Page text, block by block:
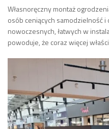
Własnoręczny montaż
osób ceniących samodzielność
nowoczesnych, łatwych w
powoduje, że coraz więcej